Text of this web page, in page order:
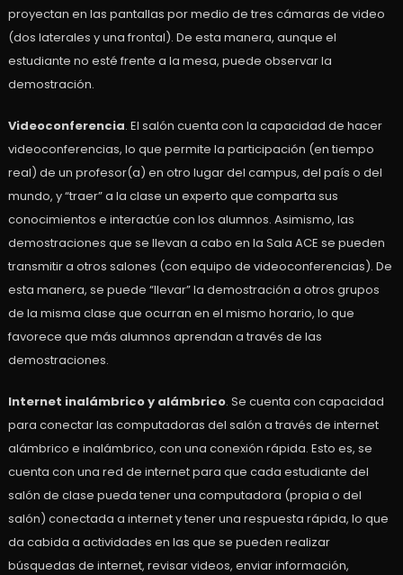
proyectan en las pantallas por medio de tres cámaras de video
(dos laterales y una frontal). De esta manera, aunque el
estudiante no esté frente a la mesa, puede observar la
demostración.
Videoconferencia. El salón cuenta con la capacidad de hacer
videoconferencias, lo que permite la participación (en tiempo
real) de un profesor(a) en otro lugar del campus, del país o del
mundo, y “traer” a la clase un experto que comparta sus
conocimientos e interactúe con los alumnos. Asimismo, las
demostraciones que se llevan a cabo en la Sala ACE se pueden
transmitir a otros salones (con equipo de videoconferencias). De
esta manera, se puede “llevar” la demostración a otros grupos
de la misma clase que ocurran en el mismo horario, lo que
favorece que más alumnos aprendan a través de las
demostraciones.
Internet inalámbrico y alámbrico. Se cuenta con capacidad
para conectar las computadoras del salón a través de internet
alámbrico e inalámbrico, con una conexión rápida. Esto es, se
cuenta con una red de internet para que cada estudiante del
salón de clase pueda tener una computadora (propia o del
salón) conectada a internet y tener una respuesta rápida, lo que
da cabida a actividades en las que se pueden realizar
búsquedas de internet, revisar videos, enviar información,